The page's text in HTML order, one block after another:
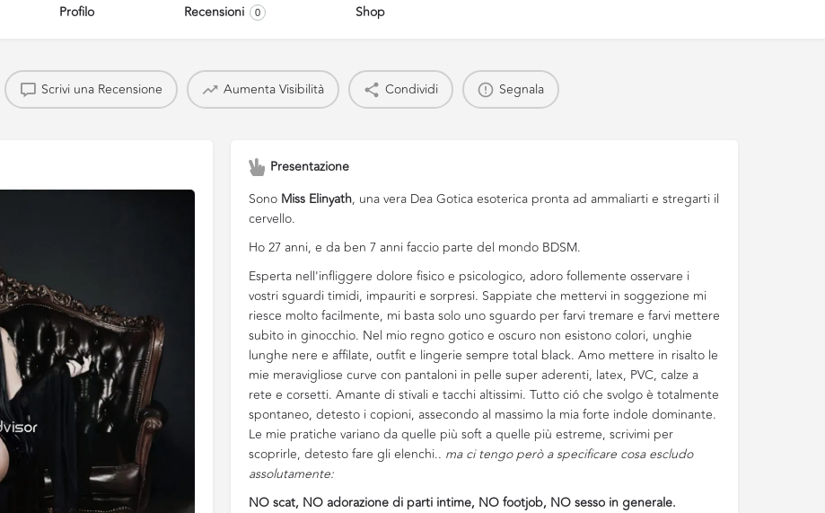
Profilo Recensioni 0 Shop
Scrivi una Recensione Aumenta Visibilità Condividi Segnala
Presentazione
Sono Miss Elinyath, una vera Dea Gotica esoterica pronta ad ammaliarti e stregarti il
cervello.
Ho 27 anni, e da ben 7 anni faccio parte del mondo BDSM.
Esperta nell'infliggere dolore fisico e psicologico, adoro follemente osservare i
vostri sguardi timidi, impauriti e sorpresi. Sappiate che mettervi in soggezione mi
riesce molto facilmente, mi basta solo uno sguardo per farvi tremare e farvi mettere
subito in ginocchio. Nel mio regno gotico e oscuro non esistono colori, unghie
lunghe nere e affilate, outfit e lingerie sempre total black. Amo mettere in risalto le
mie meravigliose curve con pantaloni in pelle super aderenti, latex, PVC, calze a
rete e corsetti. Amante di stivali e tacchi altissimi. Tutto ció che svolgo è totalmente
spontaneo, detesto i copioni, assecondo al massimo la mia forte indole dominante.
Le mie pratiche variano da quelle più soft a quelle più estreme, scrivimi per
scoprirle, detesto fare gli elenchi.. ma ci tengo però a specificare cosa escludo
assolutamente:
NO scat, NO adorazione di parti intime, NO footjob, NO sesso in generale.